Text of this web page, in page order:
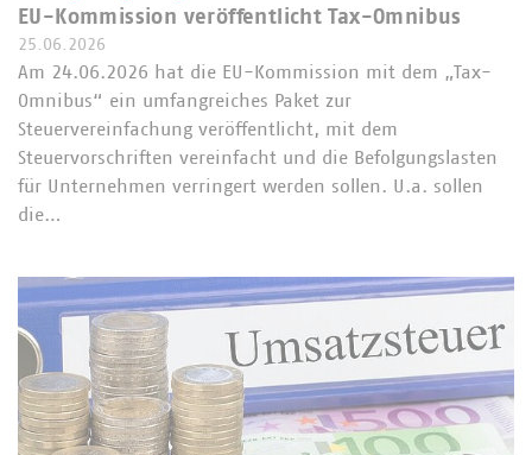
EU-Kommission veröffentlicht Tax-Omnibus
25.06.2026
Am 24.06.2026 hat die EU-Kommission mit dem „Tax-
Omnibus“ ein umfangreiches Paket zur
Steuervereinfachung veröffentlicht, mit dem
Steuervorschriften vereinfacht und die Befolgungslasten
für Unternehmen verringert werden sollen. U.a. sollen
die…